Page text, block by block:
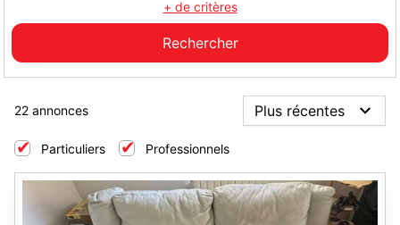
+ de critères
22 annonces
Particuliers Professionnels